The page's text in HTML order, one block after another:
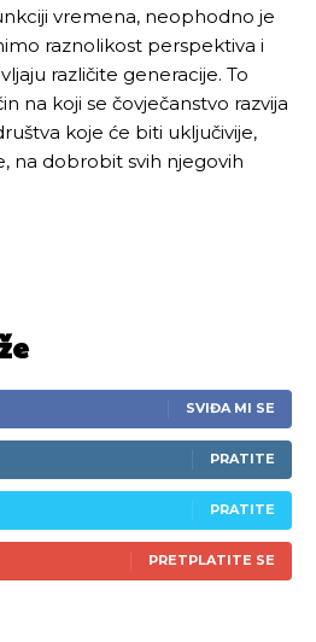
vremena, neophodno je
raznolikost perspektiva i
različite generacije. To
na koji se čovječanstvo razvija
koje će biti uključivije,
na dobrobit svih njegovih
SVIĐA MI SE
PRATITE
PRATITE
PRETPLATITE SE